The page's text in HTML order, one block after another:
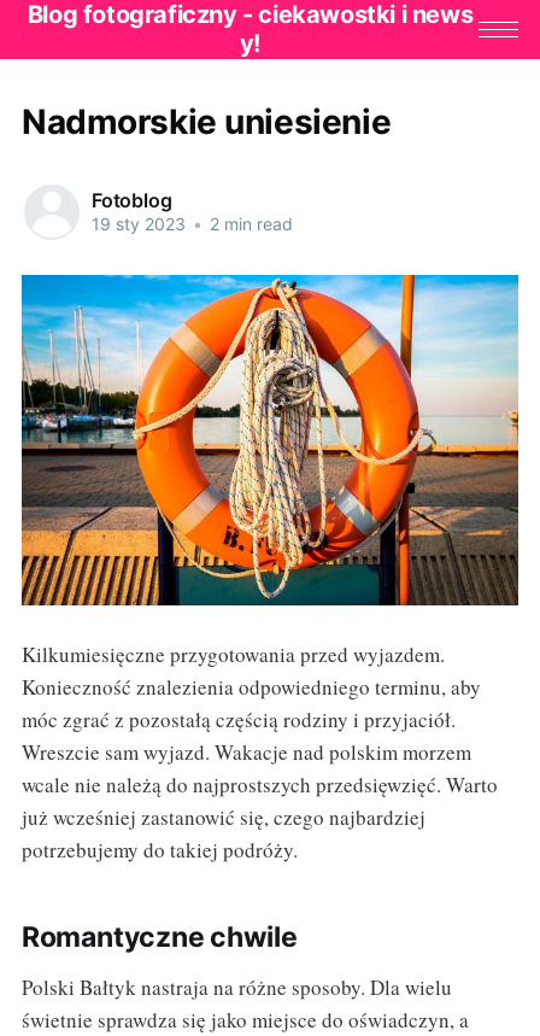
Blog fotograficzny - ciekawostki i news
y!
Nadmorskie uniesienie
Fotoblog
19 sty 2023 • 2 min read
Kilkumiesięczne przygotowania przed wyjazdem.
Konieczność znalezienia odpowiedniego terminu, aby
móc zgrać z pozostałą częścią rodziny i przyjaciół.
Wreszcie sam wyjazd. Wakacje nad polskim morzem
wcale nie należą do najprostszych przedsięwzięć. Warto
już wcześniej zastanowić się, czego najbardziej
potrzebujemy do takiej podróży.
Romantyczne chwile
Polski Bałtyk nastraja na różne sposoby. Dla wielu
świetnie sprawdza się jako miejsce do oświadczyn, a